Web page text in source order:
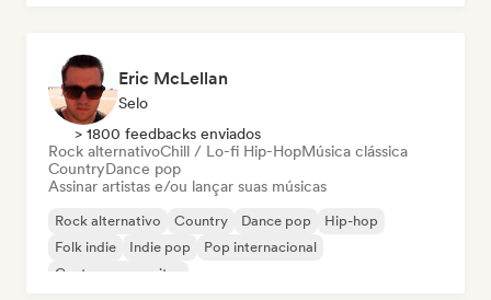
Eric McLellan
Selo
> 1800 feedbacks enviados
Rock alternativoChill / Lo-fi Hip-HopMúsica clássica
CountryDance pop
Assinar artistas e/ou lançar suas músicas
Rock alternativo Country Dance pop
Hip-hop
Folk indie
Indie pop
Pop internacional
Cantor-compositor